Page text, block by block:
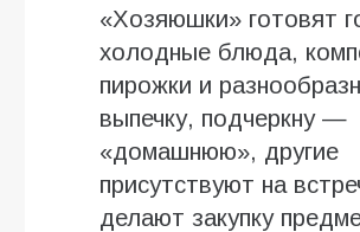
«Хозяюшки» готовят
холодные блюда,
пирожки и
выпечку, подчеркну —
«домашнюю», другие
присутствуют на
делают закупку